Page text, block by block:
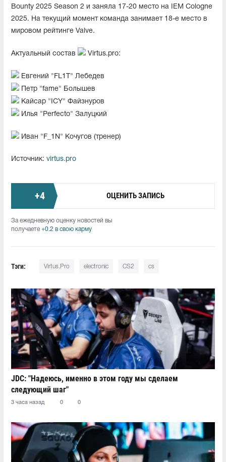
Bounty 2025 Season 2 и заняла 17-20 место на IEM Cologne
2025. На текущий момент команда занимает 18-е место в
мировом рейтинге Valve.
Актуальный состав Virtus.pro:
Евгений "FL1T" Лебедев
Петр "fame" Болышев
Кайсар "ICY" Файзнуров
Илья "Perfecto" Залуцкий
Иван "F_1N" Кочугов (тренер)
Источник: virtus.pro
+4 ОЦЕНИТЬ ЗАПИСЬ
За ежедневную оценку новостей вы
получаете +0.2 в свою карму
Тэги: Virtus.Pro electronic CS2 cs
JDC: "Надеюсь, именно в этом году мы сделаем
следующий шаг"
3 часа назад 0 0